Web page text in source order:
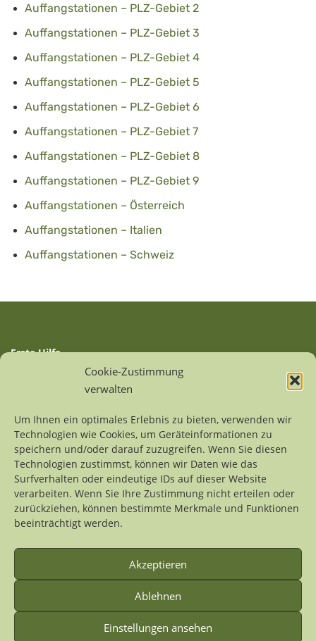
Cookie-Zustimmung
verwalten
Um Ihnen ein optimales Erlebnis zu bieten, verwenden wir
Technologien wie Cookies, um Geräteinformationen zu
speichern und/oder darauf zuzugreifen. Wenn Sie diesen
Technologien zustimmst, können wir Daten wie das
Surfverhalten oder eindeutige IDs auf dieser Website
verarbeiten. Wenn Sie Ihre Zustimmung nicht erteilen oder
zurückziehen, können bestimmte Merkmale und Funktionen
beeinträchtigt werden.
Akzeptieren
Ablehnen
Einstellungen ansehen
Auffangstationen – PLZ-Gebiet 2
Auffangstationen – PLZ-Gebiet 3
Auffangstationen – PLZ-Gebiet 4
Auffangstationen – PLZ-Gebiet 5
Auffangstationen – PLZ-Gebiet 6
Auffangstationen – PLZ-Gebiet 7
Auffangstationen – PLZ-Gebiet 8
Auffangstationen – PLZ-Gebiet 9
Auffangstationen – Österreich
Auffangstationen – Italien
Auffangstationen – Schweiz
Erste Hilfe
Auffangstationen
Kontakt
Impressum
Datenschutzerklärung
Alle Inhalte dieses Internetprojekts sind urheberrechtlich
geschützt. Wer Grafiken, Fotos oder Texte weiterverwenden